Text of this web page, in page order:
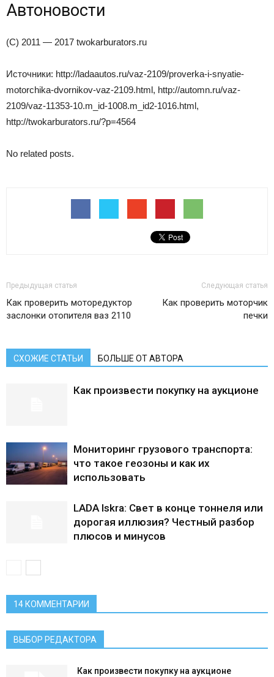
Автоновости
(C) 2011 — 2017 twokarburators.ru
Источники: http://ladaautos.ru/vaz-2109/proverka-i-snyatie-
motorchika-dvornikov-vaz-2109.html, http://automn.ru/vaz-
2109/vaz-11353-10.m_id-1008.m_id2-1016.html,
http://twokarburators.ru/?p=4564
No related posts.
Предыдущая статья
Как проверить моторедуктор
заслонки отопителя ваз 2110
Следующая статья
Как проверить моторчик
печки
СХОЖИЕ СТАТЬИ БОЛЬШЕ ОТ АВТОРА
Как произвести покупку на аукционе
Мониторинг грузового транспорта:
что такое геозоны и как их
использовать
LADA Iskra: Свет в конце тоннеля или
дорогая иллюзия? Честный разбор
плюсов и минусов
14 КОММЕНТАРИИ
ВЫБОР РЕДАКТОРА
Как произвести покупку на аукционе